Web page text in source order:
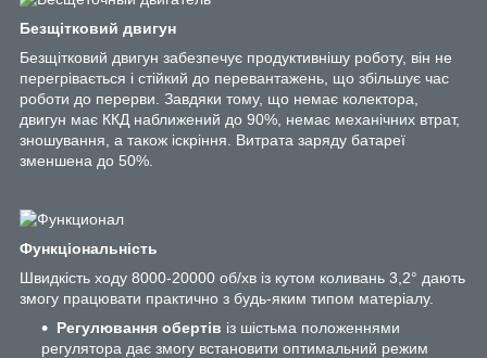
Безщітковий двигун
Безщітковий двигун забезпечує продуктивнішу роботу, він не
перегрівається і стійкий до перевантажень, що збільшує час
роботи до перерви. Завдяки тому, що немає колектора,
двигун має ККД наближений до 90%, немає механічних втрат,
зношування, а також іскріння. Витрата заряду батареї
зменшена до 50%.
Функціональність
Швидкість ходу 8000-20000 об/хв із кутом коливань 3,2° дають
змогу працювати практично з будь-яким типом матеріалу.
Регулювання обертів із шістьма положеннями
регулятора дає змогу встановити оптимальний режим